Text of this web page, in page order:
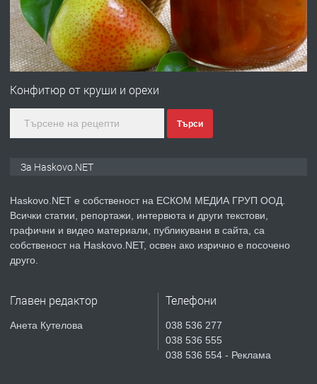
преди 3 дни
ПРЕДЛАГА
№4120 Магазин/Офис под наем в кв.
градската градина!
преди 4 дни
ПРЕДЛАГА
Продавам парцел в гр. Хасково кв.
СГЛОБЯВАНЕ НА МЕБЕЛИ.
Конфитюр от круши и орехи
Търси
За Haskovo.NET
Haskovo.NET е собственост на ЕСКОМ МЕДИА ГРУП ООД.
Всички статии, репортажи, интервюта и други текстови,
графични и видео материали, публикувани в сайта, са
собственост на Haskovo.NET, освен ако изрично е посочено
друго.
Главен редактор
Анета Кутелова
Телефони
038 536 277
038 536 555
038 536 554 - Реклама